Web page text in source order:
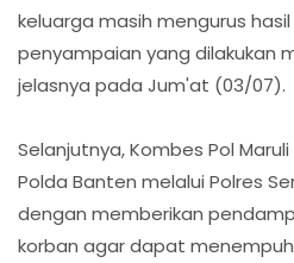
keluarga masih mengurus
penyampaian yang dilakukan
jelasnya pada Jum'at (03/07).
Selanjutnya, Kombes Pol
Polda Banten melalui Polres
dengan memberikan
korban agar dapat